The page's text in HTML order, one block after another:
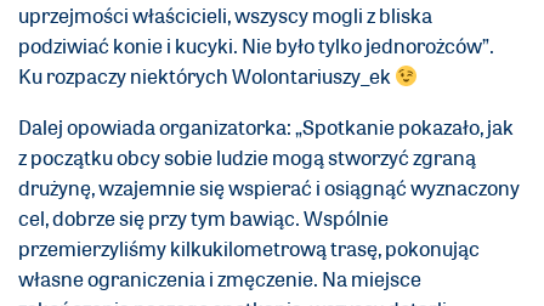
uprzejmości właścicieli, wszyscy mogli z bliska
podziwiać konie i kucyki. Nie było tylko jednorożców”.
Ku rozpaczy niektórych Wolontariuszy_ek
Dalej opowiada organizatorka: „Spotkanie pokazało, jak
z początku obcy sobie ludzie mogą stworzyć zgraną
drużynę, wzajemnie się wspierać i osiągnąć wyznaczony
cel, dobrze się przy tym bawiąc. Wspólnie
przemierzyliśmy kilkukilometrową trasę, pokonując
własne ograniczenia i zmęczenie. Na miejsce